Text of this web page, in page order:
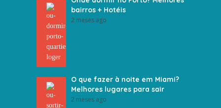
bairros + Hotéis
2 meses ago
O que fazer à noite em Miami?
Melhores lugares para sair
2 meses ago